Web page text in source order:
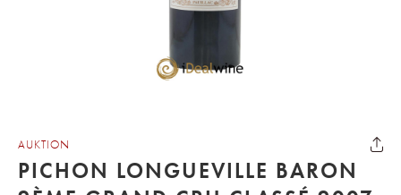
AUKTION
PICHON LONGUEVILLE BARON